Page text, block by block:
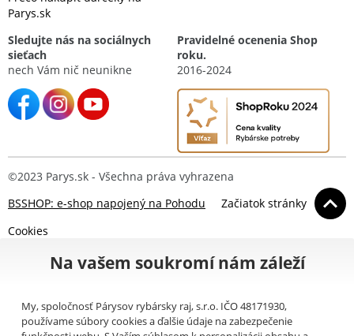
Parys.sk
Sledujte nás na sociálnych
sieťach
nech Vám nič neunikne
Pravidelné ocenenia Shop
roku.
2016-2024
©2023 Parys.sk - Všechna práva vyhrazena
BSSHOP: e-shop napojený na Pohodu
Začiatok stránky
Cookies
Na vašem soukromí nám záleží
My, spoločnosť Párysov rybársky raj, s.r.o. IČO 48171930,
používame súbory cookies a ďalšie údaje na zabezpečenie